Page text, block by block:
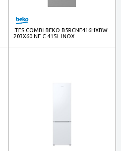
.TES.COMBI BEKO B5RCNE416HXBW
203X60 NF C 415L INOX